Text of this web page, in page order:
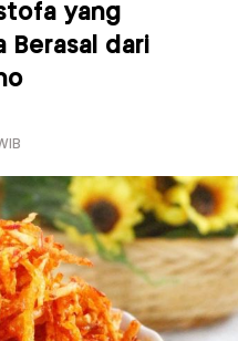
yang
Berasal dari